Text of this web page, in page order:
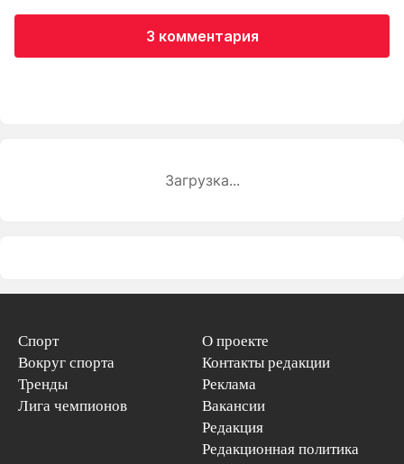
3 комментария
Загрузка...
Спорт
Вокруг спорта
Тренды
Лига чемпионов
О проекте
Контакты редакции
Реклама
Вакансии
Редакция
Редакционная политика